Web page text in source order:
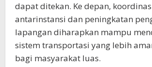
dapat ditekan. Ke depan,
antarinstansi dan peningkatan
lapangan diharapkan mampu
sistem transportasi yang lebih
bagi masyarakat luas.